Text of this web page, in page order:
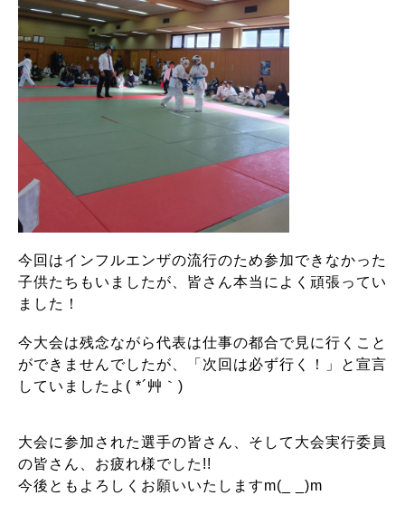
今回はインフルエンザの流行のため参加できなかった
子供たちもいましたが、皆さん本当によく頑張ってい
ました！
今大会は残念ながら代表は仕事の都合で見に行くこと
ができませんでしたが、「次回は必ず行く！」と宣言
していましたよ( *´艸｀)
大会に参加された選手の皆さん、そして大会実行委員
の皆さん、お疲れ様でした!!
今後ともよろしくお願いいたしますm(_ _)m